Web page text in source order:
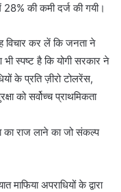
की कमी दर्ज की गयी।
कर लें कि जनता ने
स्पष्ट है कि योगी सरकार ने
के प्रति ज़ीरो टोलरेंस,
को सर्वोच्च प्राथमिकता
का राज लाने का जो संकल्प
अपराधियों के द्वारा